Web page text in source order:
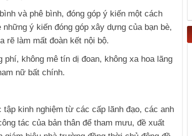
và phê bình, đóng góp ý kiến một cách
ý kiến đóng góp xây dựng của bạn bè,
rẽ làm mất đoàn kết nội bộ.
không mê tín dị đoan, không xa hoa lãng
nữ bất chính.
kinh nghiệm từ các cấp lãnh đạo, các anh
tác của bản thân để tham mưu, đề xuất